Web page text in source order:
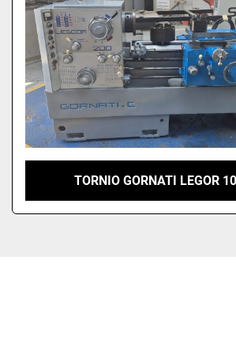
TORNIO GORNATI LEGOR